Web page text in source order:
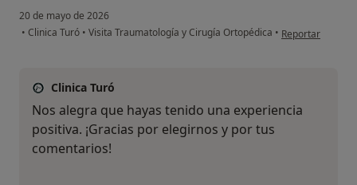
20 de mayo de 2026
• Clinica Turó • Visita Traumatología y Cirugía Ortopédica • en opinión del
Reportar
Clinica Turó
Nos alegra que hayas tenido una experiencia
positiva. ¡Gracias por elegirnos y por tus
comentarios!
¿Alguna vez has usado una app
o chatbot de IA para hablar